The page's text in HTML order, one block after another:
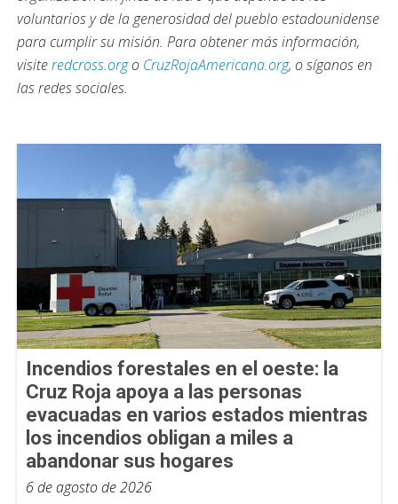
voluntarios y de la generosidad del pueblo estadounidense
para cumplir su misión. Para obtener más información,
visiteredcross.orgo CruzRojaAmericana.org, o síganos en
las redes sociales.
Incendios forestales en el oeste: la
Cruz Roja apoya a las personas
evacuadas en varios estados mientras
los incendios obligan a miles a
abandonar sus hogares
6 de agosto de 2026